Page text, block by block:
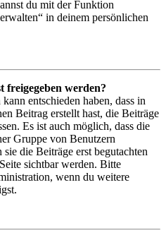
du mit der Funktion
in deinem persönlichen
freigegeben werden?
entschieden haben, dass in
Beitrag erstellt hast, die Beiträge
Es ist auch möglich, dass die
Gruppe von Benutzern
die Beiträge erst begutachten
sichtbar werden. Bitte
wenn du weitere